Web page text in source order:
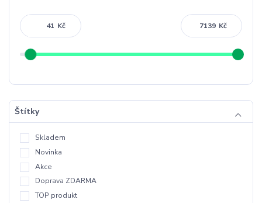
Kč Kč
Štítky
Skladem
Novinka
Akce
Doprava ZDARMA
TOP produkt